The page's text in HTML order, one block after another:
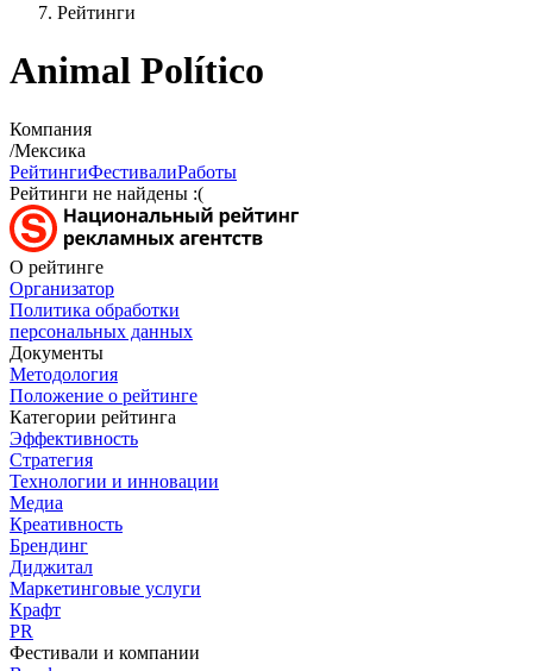
Рейтинги
Animal Político
Компания
/Мексика
РейтингиФестивалиРаботы
Рейтинги не найдены :(
О рейтинге
Организатор
Политика обработки
персональных данных
Документы
Методология
Положение о рейтинге
Категории рейтинга
Эффективность
Стратегия
Технологии и инновации
Медиа
Креативность
Брендинг
Диджитал
Маркетинговые услуги
Крафт
PR
Фестивали и компании